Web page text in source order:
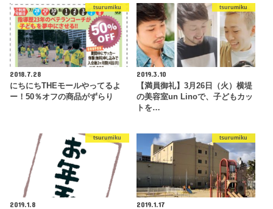
tsurumiku
2018.7.28
にちにちTHEモールやってるよ
ー！50％オフの商品がずらり
tsurumiku
2019.3.10
【満員御礼】3月26日（火）横堤
の美容室un Linoで、子どもカッ
トを…
tsurumiku
2019.1.8
tsurumiku
2019.1.17